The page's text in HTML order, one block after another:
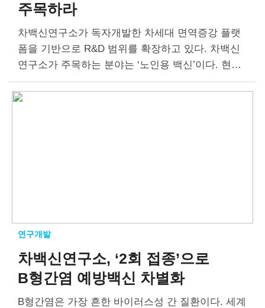
주목하라
차백신연구소가 독자개발한 차세대 면역증강 플랫
폼을 기반으로 R&D 범위를 확장하고 있다. 차백신
연구소가 주목하는 분야는 ‘노인용 백신’이다. 현재
국내 백신 시장은 국가필수접종(NIP)를 중심으로 하
는 영유아용 백신이 대세다. 그러나 초고령화 시대
연구개발
차백신연구소, ‘2회 접종’으로
B형간염 예방백신 차별화
B형간염은 가장 흔한 바이러스성 간 질환이다. 세계